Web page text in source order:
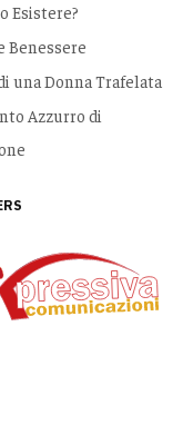
Esistere?
Benessere
una Donna Trafelata
Azzurro di